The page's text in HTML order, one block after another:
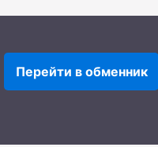
Перейти в обменник